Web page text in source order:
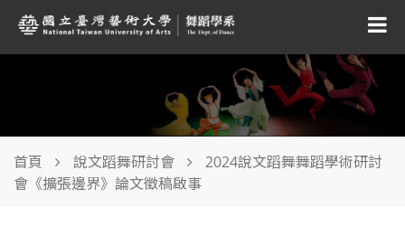
首頁 說文蹈舞研討會
2024說文蹈舞舞蹈學術研討
會《擴張邊界》論文徵稿啟事